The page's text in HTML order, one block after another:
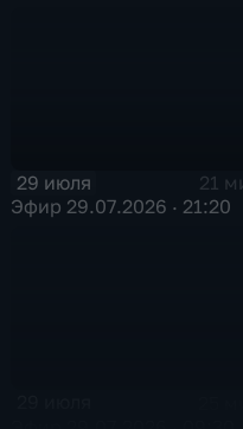
29 июля
21
Эфир 29.07.2026 · 21:20